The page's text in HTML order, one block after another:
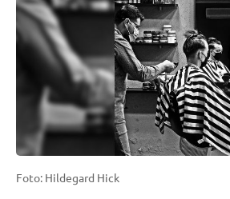
Foto: Hildegard Hick